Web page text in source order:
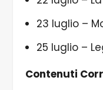
23 luglio –
25 luglio –
Contenuti